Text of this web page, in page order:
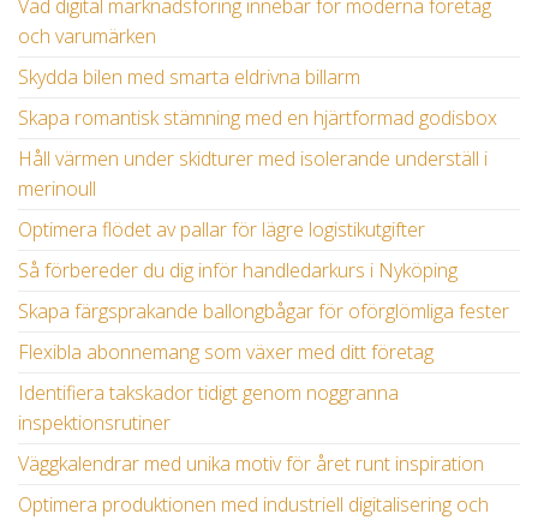
Vad digital marknadsföring innebär för moderna företag
och varumärken
Skydda bilen med smarta eldrivna billarm
Skapa romantisk stämning med en hjärtformad godisbox
Håll värmen under skidturer med isolerande underställ i
merinoull
Optimera flödet av pallar för lägre logistikutgifter
Så förbereder du dig inför handledarkurs i Nyköping
Skapa färgsprakande ballongbågar för oförglömliga fester
Flexibla abonnemang som växer med ditt företag
Identifiera takskador tidigt genom noggranna
inspektionsrutiner
Väggkalendrar med unika motiv för året runt inspiration
Optimera produktionen med industriell digitalisering och